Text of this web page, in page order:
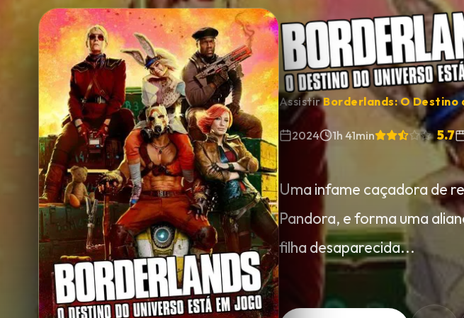
Minha Lista
Pesquisar AssistirBorderlands: O Destino
2024 1h 41min 5.7
Uma infame caçadora de
Pandora, e forma uma
filha desaparecida...